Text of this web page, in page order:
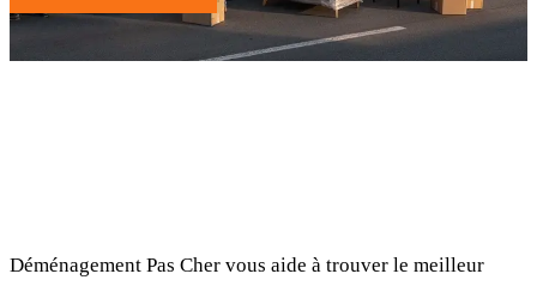
Déménagement Pas Cher vous aide à trouver le meilleur